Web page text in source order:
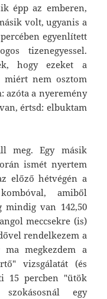
épp az emberen,
volt, ugyanis a
egyenlített
tizenegyessel.
hogy ezeket a
miért nem osztom
azóta a nyeremény
értsd: elbuktam
meg. Egy másik
ismét nyertem
előző hétvégén a
amiből
mindig van 142,50
meccsekre (is)
rendelkezem a
megkezdem a
vizsgálatát (és
15 percben "ütök
egy